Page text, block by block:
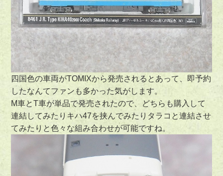
四国色の車両がTOMIXから発売されるとあって、即予約
したなんてファンも多かった気がします。
M車とT車が単品で発売されたので、どちらも購入して
連結してみたりキハ47を挟んでみたりタラコと連結させ
てみたりと色々な組み合わせが可能ですね。